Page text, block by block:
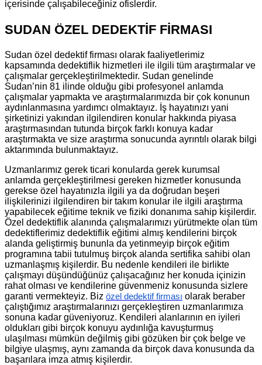
içerisinde çalışabileceğiniz ofislerdir.
SUDAN ÖZEL DEDEKTİF FİRMASI
Sudan özel dedektif firması olarak faaliyetlerimiz
kapsamında dedektiflik hizmetleri ile ilgili tüm araştırmalar ve
çalışmalar gerçekleştirilmektedir. Sudan genelinde
Sudan’nin 81 ilinde olduğu gibi profesyonel anlamda
çalışmalar yapmakta ve araştırmalarımızda bir çok konunun
aydınlanmasına yardımcı olmaktayız. İş hayatınızı yani
şirketinizi yakından ilgilendiren konular hakkında piyasa
araştırmasından tutunda birçok farklı konuya kadar
araştırmakta ve size araştırma sonucunda ayrıntılı olarak bilgi
aktarımında bulunmaktayız.
Uzmanlarımız gerek ticari konularda gerek kurumsal
anlamda gerçekleştirilmesi gereken hizmetler konusunda
gerekse özel hayatınızla ilgili ya da doğrudan beşeri
ilişkilerinizi ilgilendiren bir takım konular ile ilgili araştırma
yapabilecek eğitime teknik ve fiziki donanıma sahip kişilerdir.
Özel dedektiflik alanında çalışmalarımızı yürütmekte olan tüm
dedektiflerimiz dedektiflik eğitimi almış kendilerini birçok
alanda geliştirmiş bununla da yetinmeyip birçok eğitim
programına tabii tutulmuş birçok alanda sertifika sahibi olan
uzmanlaşmış kişilerdir. Bu nedenle kendileri ile birlikte
çalışmayı düşündüğünüz çalışacağınız her konuda içinizin
rahat olması ve kendilerine güvenmeniz konusunda sizlere
garanti vermekteyiz. Biz özel dedektif firması olarak beraber
çalıştığımız araştırmalarınızı gerçekleştiren uzmanlarımıza
sonuna kadar güveniyoruz. Kendileri alanlarının en iyileri
oldukları gibi birçok konuyu aydınlığa kavuşturmuş
ulaşılması mümkün değilmiş gibi gözüken bir çok belge ve
bilgiye ulaşmış, aynı zamanda da birçok dava konusunda da
başarılara imza atmış kişilerdir.